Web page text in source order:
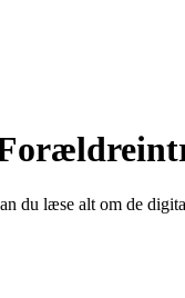
du læse alt om de